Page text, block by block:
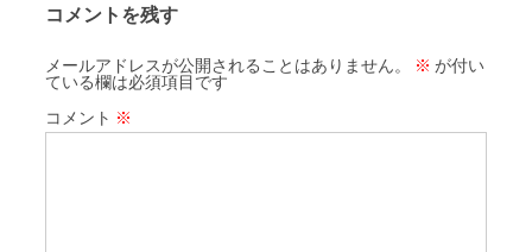
コメントを残す
メールアドレスが公開されることはありません。 ※ が付い
ている欄は必須項目です
コメント ※